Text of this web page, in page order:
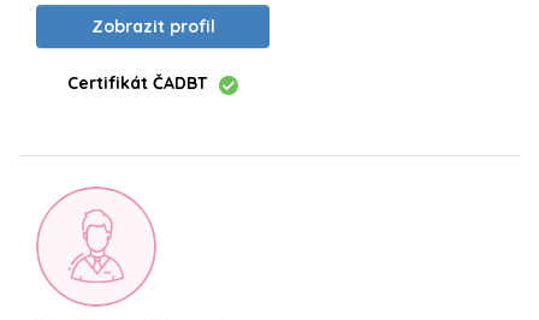
Zobrazit profil
Certifikát ČADBT